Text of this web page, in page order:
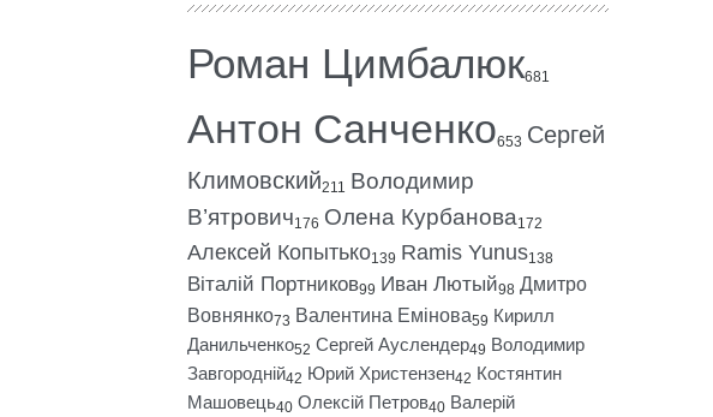
Роман Цимбалюк681
Антон Санченко653 Сергей
Климовский211 Володимир
В’ятрович176 Олена Курбанова172
Алексей Копытько139 Ramis Yunus138
Віталій Портников99 Иван Лютый98 Дмитро
Вовнянко73 Валентина Емінова59 Кирилл
Данильченко52 Сергей Ауслендер49 Володимир
Завгородній42 Юрий Христензен42 Костянтин
Машовець40 Олексій Петров40 Валерій